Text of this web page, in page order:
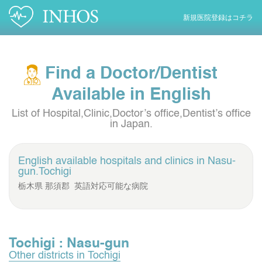
新規医院登録はコチラ
Find a Doctor/Dentist
Available in English
List of Hospital,Clinic,Doctor’s office,Dentist’s office
in Japan.
English available hospitals and clinics in Nasu-
gun.Tochigi
栃木県 那須郡 英語対応可能な病院
Tochigi : Nasu-gun
Other districts in Tochigi